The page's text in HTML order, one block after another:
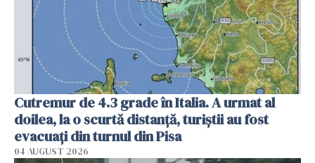
Cutremur de 4.3 grade în Italia. A urmat al
doilea, la o scurtă distanță, turiștii au fost
evacuați din turnul din Pisa
04 AUGUST 2026